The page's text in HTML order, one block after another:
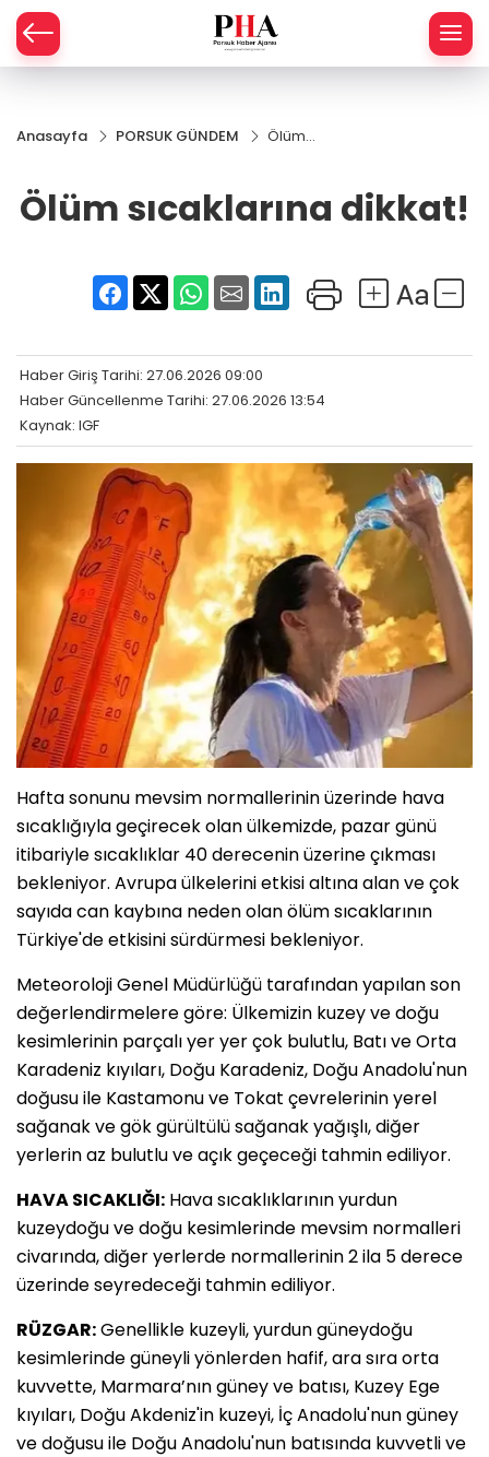
HABER
Anasayfa PORSUK GÜNDEM
Ölüm
Ölüm sıcaklarına dikkat!
Haber Giriş Tarihi: 27.06.2026 09:00
Haber Güncellenme Tarihi: 27.06.2026 13:54
Kaynak: IGF
Hafta sonunu mevsim normallerinin üzerinde hava
sıcaklığıyla geçirecek olan ülkemizde, pazar günü
itibariyle sıcaklıklar 40 derecenin üzerine çıkması
bekleniyor. Avrupa ülkelerini etkisi altına alan ve çok
sayıda can kaybına neden olan ölüm sıcaklarının
Türkiye'de etkisini sürdürmesi bekleniyor.
Meteoroloji Genel Müdürlüğü tarafından yapılan son
değerlendirmelere göre: Ülkemizin kuzey ve doğu
kesimlerinin parçalı yer yer çok bulutlu, Batı ve Orta
Karadeniz kıyıları, Doğu Karadeniz, Doğu Anadolu'nun
doğusu ile Kastamonu ve Tokat çevrelerinin yerel
sağanak ve gök gürültülü sağanak yağışlı, diğer
yerlerin az bulutlu ve açık geçeceği tahmin ediliyor.
HAVA SICAKLIĞI: Hava sıcaklıklarının yurdun
kuzeydoğu ve doğu kesimlerinde mevsim normalleri
civarında, diğer yerlerde normallerinin 2 ila 5 derece
üzerinde seyredeceği tahmin ediliyor.
RÜZGAR:Genellikle kuzeyli, yurdun güneydoğu
kesimlerinde güneyli yönlerden hafif, ara sıra orta
kuvvette, Marmara’nın güney ve batısı, Kuzey Ege
kıyıları, Doğu Akdeniz'in kuzeyi, İç Anadolu'nun güney
ve doğusu ile Doğu Anadolu'nun batısında kuvvetli ve